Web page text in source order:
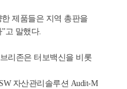
제품들은 지역 총판을
고 말했다.
리존은 터보백신을 비롯
자산관리솔루션 Audit-M